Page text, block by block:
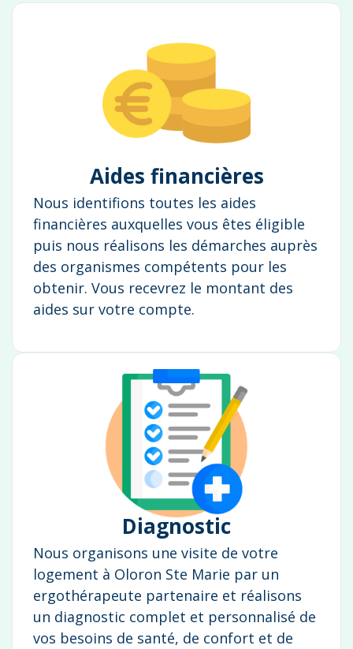
Aides financières
Nous identifions toutes les aides
financières auxquelles vous êtes éligible
puis nous réalisons les démarches auprès
des organismes compétents pour les
obtenir. Vous recevrez le montant des
aides sur votre compte.
Diagnostic
Nous organisons une visite de votre
logement à Oloron Ste Marie par un
ergothérapeute partenaire et réalisons
un diagnostic complet et personnalisé de
vos besoins de santé, de confort et de